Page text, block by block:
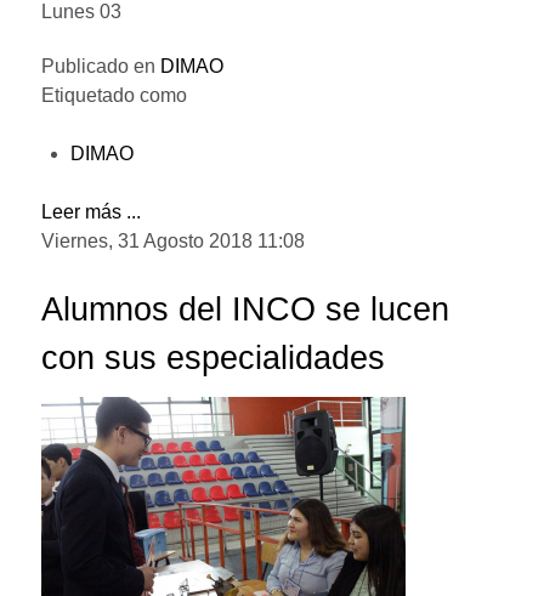
Lunes 03
Publicado en DIMAO
Etiquetado como
DIMAO
Leer más ...
Viernes, 31 Agosto 2018 11:08
Alumnos del INCO se lucen
con sus especialidades